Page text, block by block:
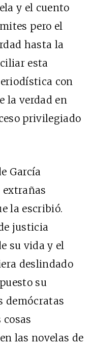
y el cuento
pero el
hasta la
esta
con
la verdad en
privilegiado
García
extrañas
la escribió.
justicia
su vida y el
deslindado
su
demócratas
cosas
las novelas de